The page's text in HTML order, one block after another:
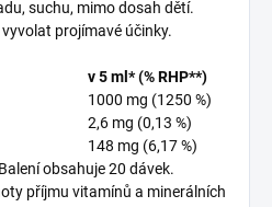
suchu, mimo dosah dětí.
projímavé účinky.
v 5 ml* (% RHP**)
1000 mg (1250 %)
2,6 mg (0,13 %)
148 mg (6,17 %)
obsahuje 20 dávek.
příjmu vitamínů a minerálních